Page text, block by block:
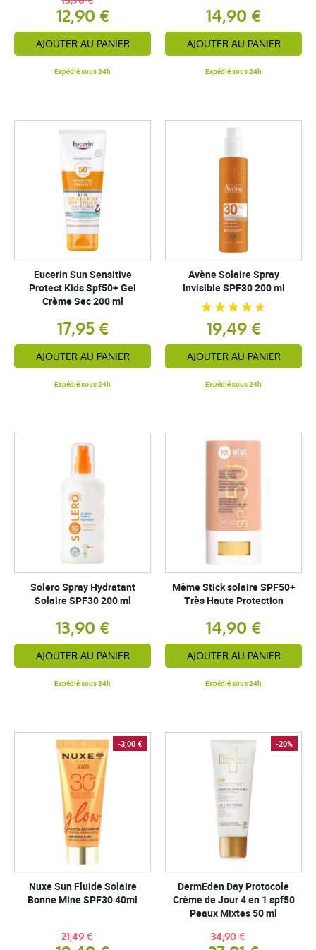
12,90 €
AJOUTER AU PANIER
Expédié sous 24h
14,90 €
AJOUTER AU PANIER
Expédié sous 24h
Eucerin Sun Sensitive
Protect Kids Spf50+ Gel
Crème Sec 200 ml
17,95 €
AJOUTER AU PANIER
Expédié sous 24h
Avène Solaire Spray
Invisible SPF30 200 ml
19,49 €
AJOUTER AU PANIER
Expédié sous 24h
Solero Spray Hydratant
Solaire SPF30 200 ml
13,90 €
AJOUTER AU PANIER
Expédié sous 24h
Même Stick solaire SPF50+
Très Haute Protection
14,90 €
AJOUTER AU PANIER
Expédié sous 24h
-3,00 €
Nuxe Sun Fluide Solaire
Bonne Mine SPF30 40ml
21,49 €
-20%
DermEden Day Protocole
Crème de Jour 4 en 1 spf50
Peaux Mixtes 50 ml
34,90 €